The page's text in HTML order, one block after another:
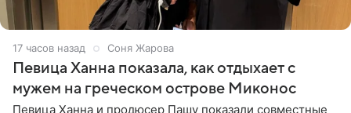
17 часов назад Соня Жарова
Певица Ханна показала, как отдыхает с
мужем на греческом острове Миконос
Певица Ханна и продюсер Пашу показали совместные